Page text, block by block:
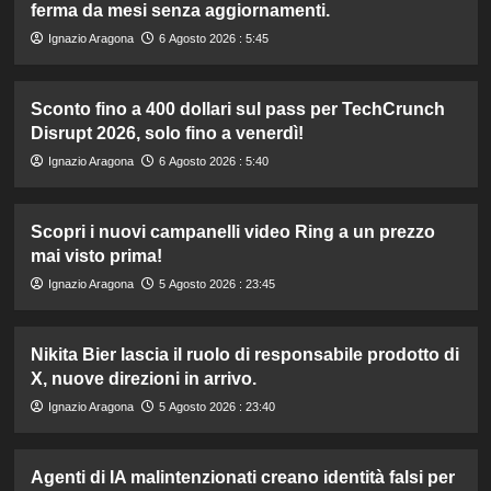
ferma da mesi senza aggiornamenti.
Ignazio Aragona 6 Agosto 2026 : 5:45
Sconto fino a 400 dollari sul pass per TechCrunch
Disrupt 2026, solo fino a venerdì!
Ignazio Aragona 6 Agosto 2026 : 5:40
Scopri i nuovi campanelli video Ring a un prezzo
mai visto prima!
Ignazio Aragona 5 Agosto 2026 : 23:45
Nikita Bier lascia il ruolo di responsabile prodotto di
X, nuove direzioni in arrivo.
Ignazio Aragona 5 Agosto 2026 : 23:40
Agenti di IA malintenzionati creano identità falsi per